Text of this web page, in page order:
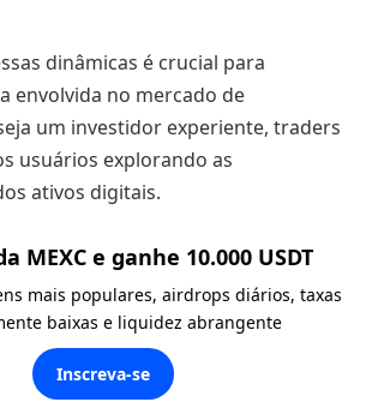
dinâmicas é crucial para
envolvida no mercado de
um investidor experiente, traders
usuários explorando as
ativos digitais.
MEXC e ganhe 10.000 USDT
mais populares, airdrops diários, taxas
baixas e liquidez abrangente
Inscreva-se